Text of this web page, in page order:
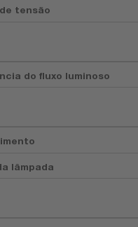
tensão
do fluxo luminoso
lâmpada